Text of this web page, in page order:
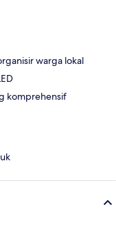
warga lokal
komprehensif